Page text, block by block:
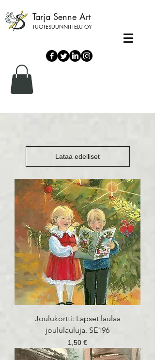
Tarja Senne Art
TUOTESUUNNITTELU OY
Lataa edelliset
Joulukortti: Lapset laulaa
joululauluja. SE196
Hinta
1,50 €